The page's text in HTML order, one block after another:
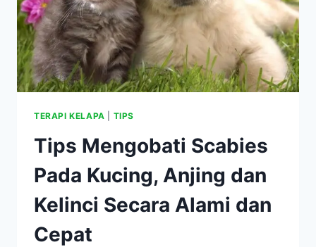
TERAPI KELAPA TIPS
Tips Mengobati Scabies
Pada Kucing, Anjing dan
Kelinci Secara Alami dan
Cepat